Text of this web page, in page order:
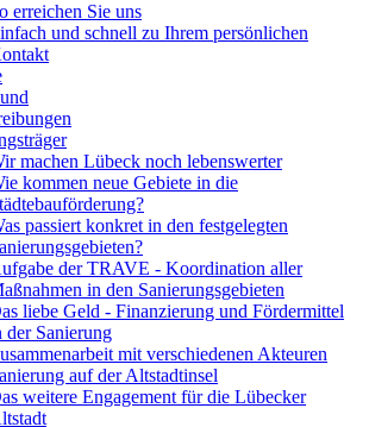
erreichen Sie uns
und schnell zu Ihrem persönlichen
machen Lübeck noch lebenswerter
kommen neue Gebiete in die
passiert konkret in den festgelegten
der TRAVE - Koordination aller
in den Sanierungsgebieten
liebe Geld - Finanzierung und Fördermittel
der Sanierung
mit verschiedenen Akteuren
auf der Altstadtinsel
weitere Engagement für die Lübecker